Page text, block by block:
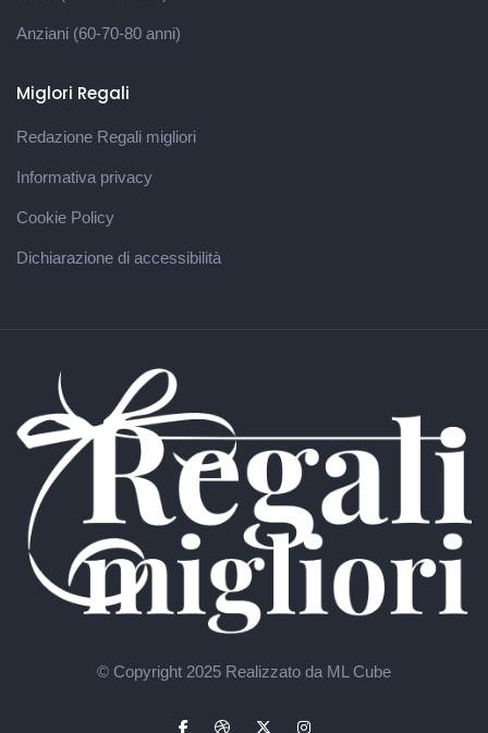
Anziani (60-70-80 anni)
Miglori Regali
Redazione Regali migliori
Informativa privacy
Cookie Policy
Dichiarazione di accessibilità
© Copyright 2025 Realizzato da ML Cube